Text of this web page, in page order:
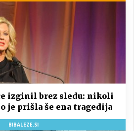
izginil brez sledu: nikoli
je prišla še ena tragedija
BIBALEZE.SI